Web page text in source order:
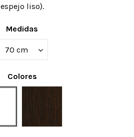
espejo liso).
Medidas
Colores